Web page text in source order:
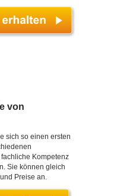
von
sich so einen ersten
Kompetenz
Sie können gleich
Preise an.